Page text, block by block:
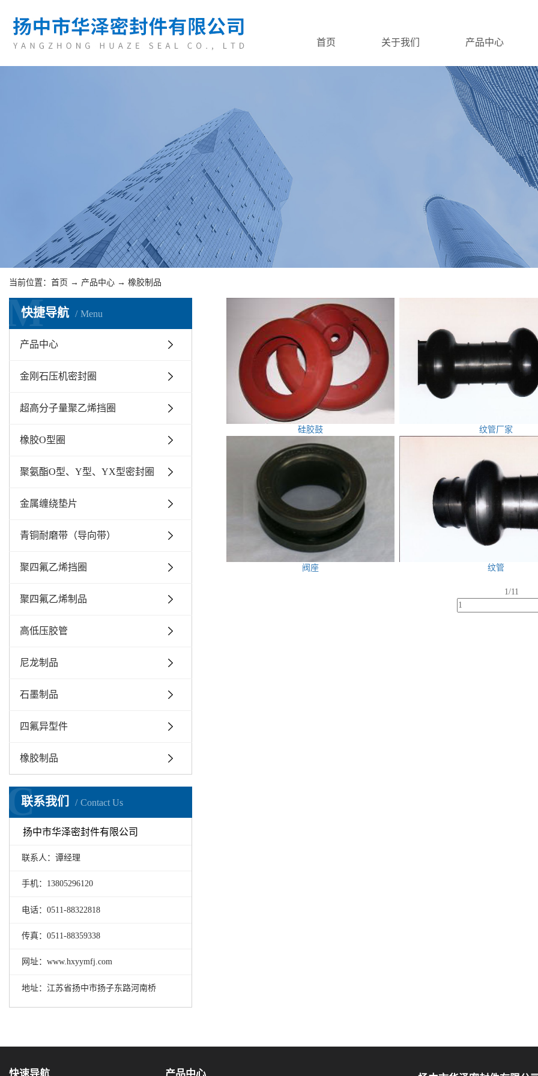
首页 关于我们 产品中心
当前位置： 首页 → 产品中心 → 橡胶制品
快捷导航 Menu
M
产品中心
金刚石压机密封圈
超高分子量聚乙烯挡圈
橡胶O型圈
聚氨酯O型、Y型、YX型密封圈
金属缠绕垫片
青铜耐磨带（导向带）
聚四氟乙烯挡圈
聚四氟乙烯制品
高低压胶管
尼龙制品
石墨制品
四氟异型件
橡胶制品
联系我们 Contact Us
C
扬中市华泽密封件有限公司
联系人：谭经理
手机：13805296120
电话：0511-88322818
传真：0511-88359338
网址：www.hxyymfj.com
地址：江苏省扬中市扬子东路河南桥
硅胶鼓 纹管厂家
阀座 纹管
1/11